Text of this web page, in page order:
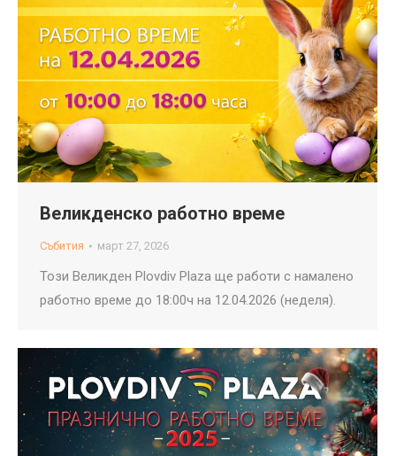
Великденско работно време
Събития март 27, 2026
Този Великден Plovdiv Plaza ще работи с намалено
работно време до 18:00ч на 12.04.2026 (неделя).